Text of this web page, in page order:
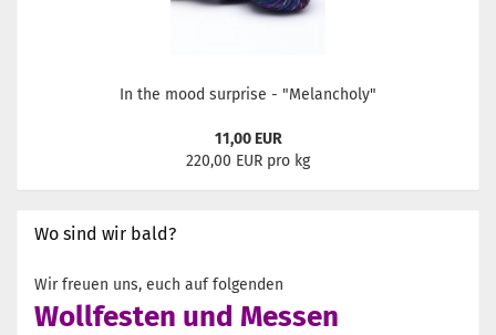
In the mood surprise - "Melancholy"
11,00 EUR
220,00 EUR pro kg
Wo sind wir bald?
Wir freuen uns, euch auf folgenden
Wollfesten und Messen